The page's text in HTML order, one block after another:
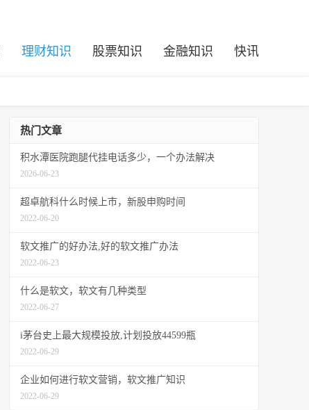
理财知识 股票知识 金融知识 快讯
热门文章
积水潭医院跑腿代挂电话多少，一个办法解决
2026-06-23
超卓航科什么时候上市，新股申购时间
2022-06-20
软文推广的好办法,好的软文推广办法
2022-06-23
什么是软文，软文有几种类型
2022-06-27
i茅台史上最大规模投放,计划投放44599瓶
2022-06-29
企业如何进行软文营销，软文推广知识
2022-06-29